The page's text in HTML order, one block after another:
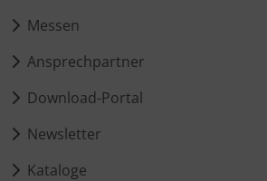
Messen
Ansprechpartner
Download-Portal
Newsletter
Kataloge